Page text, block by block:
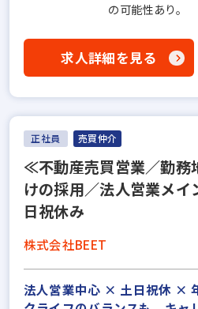
の可能性あり。
求人詳細を見る
正社員 売買仲介
≪不動産売買営業／勤務
けの採用／法人営業メ
日祝休み
株式会社BEET
法人営業中心 × 土日祝休 ×